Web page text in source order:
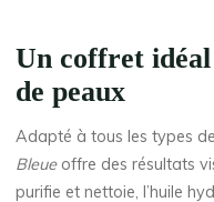
Un coffret
de peaux
Adapté à tous les types
Bleueoffre des résultats
purifie et nettoie, l’huile